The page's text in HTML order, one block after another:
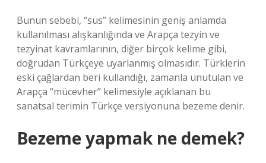
Bunun sebebi, “süs” kelimesinin geniş anlamda
kullanılması alışkanlığında ve Arapça tezyin ve
tezyinat kavramlarının, diğer birçok kelime gibi,
doğrudan Türkçeye uyarlanmış olmasıdır. Türklerin
eski çağlardan beri kullandığı, zamanla unutulan ve
Arapça “mücevher” kelimesiyle açıklanan bu
sanatsal terimin Türkçe versiyonuna bezeme denir.
Bezeme yapmak ne demek?